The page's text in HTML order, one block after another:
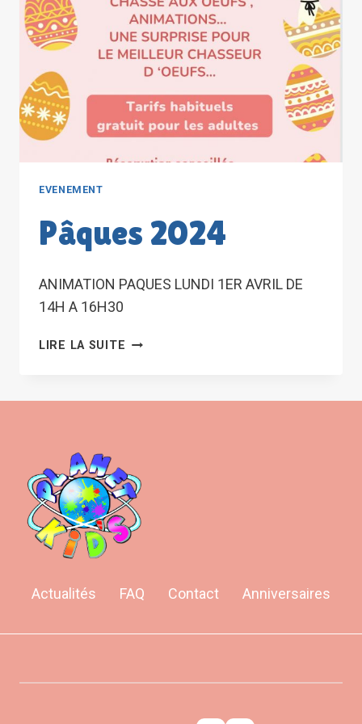
EVENEMENT
Pâques 2024
ANIMATION PAQUES LUNDI 1ER AVRIL DE
14H A 16H30
LIRE LA SUITE PÂQUES
Actualités FAQ Contact Anniversaires